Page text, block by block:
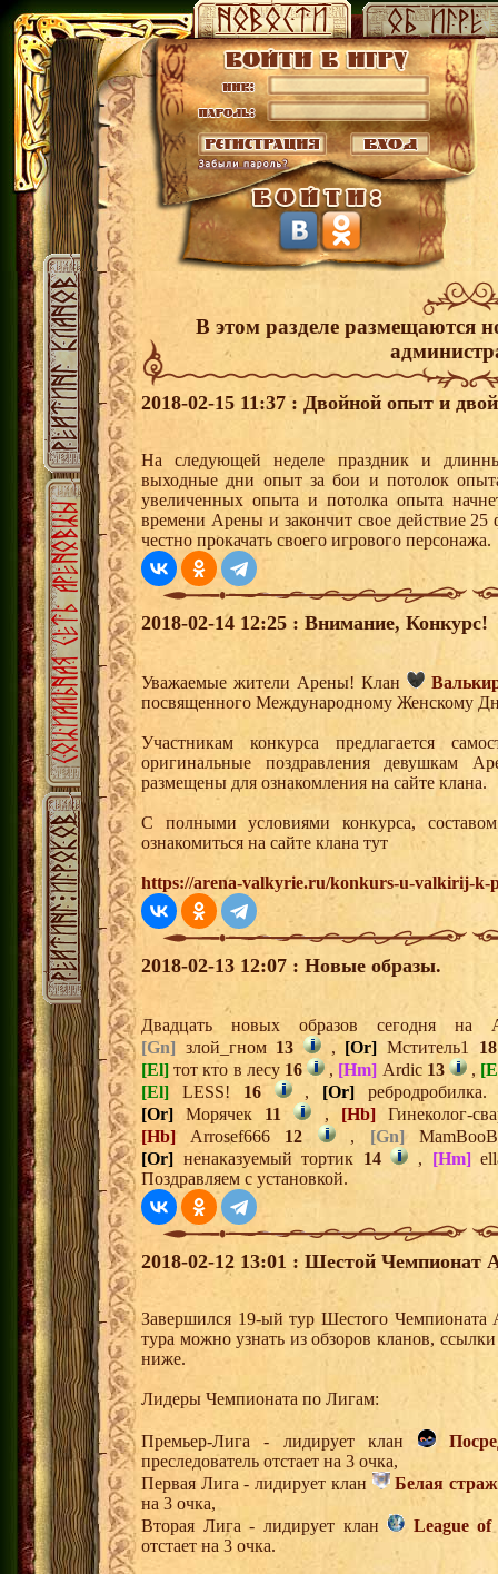
В этом разделе размещаются
2018-02-15 11:37 : Двойной опыт и
На следующей неделе праздник и
выходные дни опыт за бои и потолок
увеличенных опыта и потолка опыта
времени Арены и закончит свое действие
честно прокачать своего игрового персонажа.
2018-02-14 12:25 : Внимание, Конкурс!
Уважаемые жители Арены! Клан
посвященного Международному Женскому
Участникам конкурса предлагается
оригинальные поздравления девушкам
размещены для ознакомления на сайте клана.
С полными условиями конкурса,
ознакомиться на сайте клана тут
https://arena-valkyrie.ru/konkurs-u-valkirij-k-
2018-02-13 12:07 : Новые образы.
Двадцать новых образов сегодня
[Gn] злой_гном 13 , [Or] Мститель1 18
[El] тот кто в лесу 16 , [Hm] Ardic 13 ,
[El] LESS! 16 , [Or]
[Or] Морячек 11 , [Hb]Гинеколог-
[Hb] Arrosef666 12 , [Gn]
[Or] ненаказуемый тортик 14 , [Hm]
Поздравляем с установкой.
2018-02-12 13:01 : Шестой Чемпионат
Завершился 19-ый тур Шестого
тура можно узнать из обзоров кланов,
ниже.
Лидеры Чемпионата по Лигам:
Премьер-Лига - лидирует клан
преследователь отстает на 3 очка,
Первая Лига - лидирует клан
Белая
на 3 очка,
Вторая Лига - лидирует клан
League of
отстает на 3 очка.